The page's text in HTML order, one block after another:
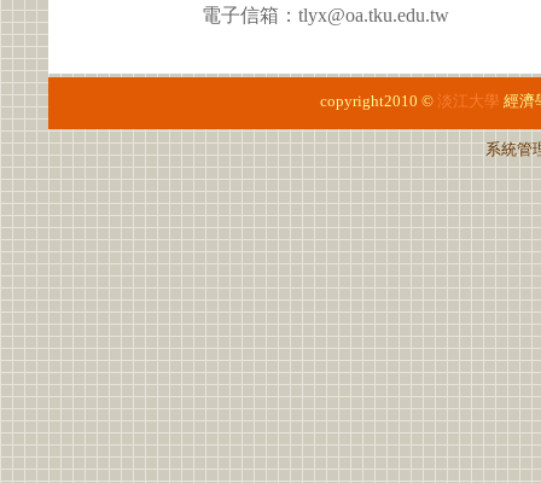
電子信箱：tlyx@oa.tku.edu.tw
copyright2010 © 淡江大學 經濟
系統管